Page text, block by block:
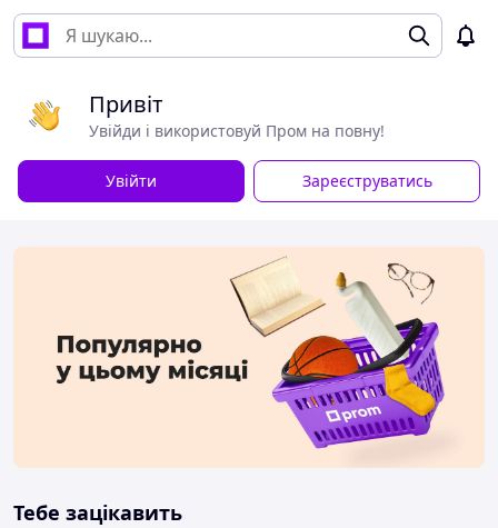
Привіт
Увійди і використовуй Пром на повну!
Увійти Зареєструватись
Тебе зацікавить